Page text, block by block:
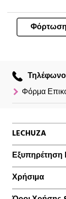
Τηλέφωνο
Φόρμα
LECHUZA
Χρήσιμα